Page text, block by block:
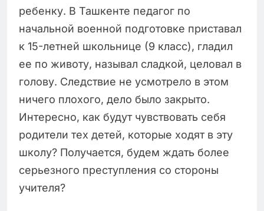
ребенку. В Ташкенте педагог по
начальной военной подготовке приставал
к 15-летней школьнице (9 класс), гладил
ее по животу, называл сладкой, целовал в
голову. Следствие не усмотрело в этом
ничего плохого, дело было закрыто.
Интересно, как будут чувствовать себя
родители тех детей, которые ходят в эту
школу? Получается, будем ждать более
серьезного преступления со стороны
учителя?